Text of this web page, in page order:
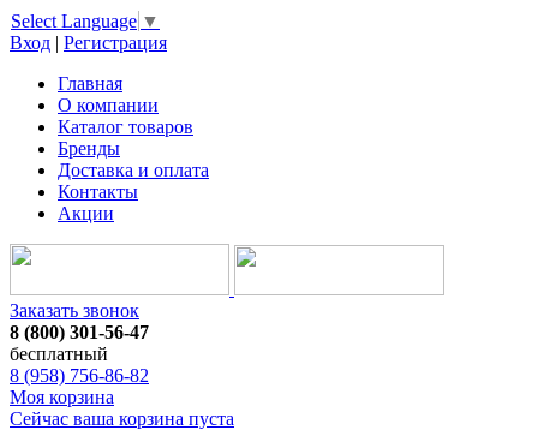
Select Language ▼
Вход | Регистрация
Главная
О компании
Каталог товаров
Бренды
Доставка и оплата
Контакты
Акции
Заказать звонок
8 (800) 301-56-47
бесплатный
8 (958) 756-86-82
Моя корзина
Сейчас ваша корзина пуста